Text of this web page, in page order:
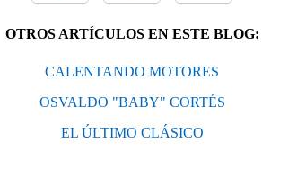
OTROS ARTÍCULOS EN ESTE BLOG:
CALENTANDO MOTORES
OSVALDO "BABY" CORTÉS
EL ÚLTIMO CLÁSICO